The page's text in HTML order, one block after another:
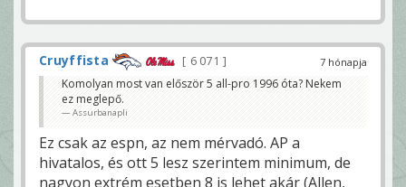
7 hónapja
Cruyffista
6 071
Komolyan most van először 5 all-pro 1996 óta? Nekem
ez meglepő.
Assurbanapli
Ez csak az espn, az nem mérvadó. AP a
hivatalos, és ott 5 lesz szerintem minimum, de
nagyon extrém esetben 8 is lehet akár (Allen,